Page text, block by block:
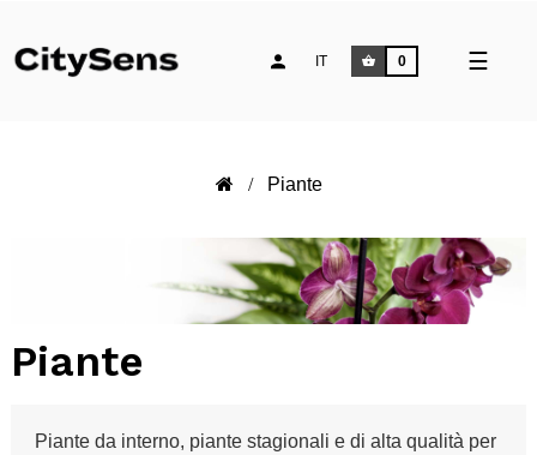
☰
IT 0
Piante
Piante
Piante da interno, piante stagionali e di alta qualità per